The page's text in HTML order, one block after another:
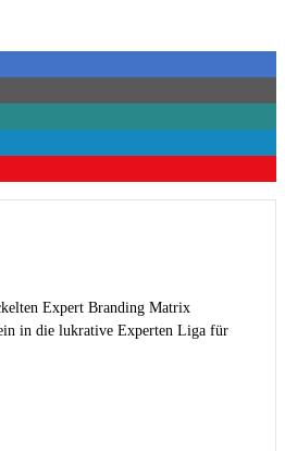
Expert Branding Matrix
in die lukrative Experten Liga für